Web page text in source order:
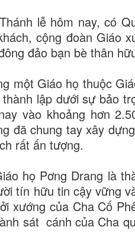
lễ hôm nay, có
cộng đoàn Giáo
đảo bạn bè thân
một Giáo họ thuộc
lập dưới sự bảo
vào khoảng hơn
đã chung tay xây
rất ấn tượng.
họ Pơng Drang là
tín hữu tin cậy vững
xướng của Cha Cố
sát cánh của Cha